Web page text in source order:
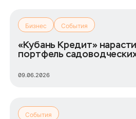
Бизнес События
«Кубань Кредит»
портфель
09.06.2026
События